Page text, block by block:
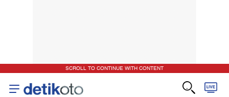
SCROLL TO CONTINUE WITH CONTENT